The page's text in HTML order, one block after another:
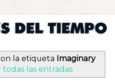
la etiqueta Imaginary
todas las entradas